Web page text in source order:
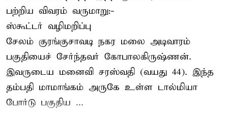
பற்றிய விவரம் வருமாறு:-
ஸ்கூட்டர் வழிமறிப்பு
சேலம் குரங்குசாவடி நகர மலை அடிவாரம்
பகுதியைச் சேர்ந்தவர் கோபாலகிருஷ்ணன்.
இவருடைய மனைவி சரஸ்வதி (வயது 44). இந்த
தம்பதி மாமாங்கம் அருகே உள்ள டால்மியா
போர்டு பகுதிய ...